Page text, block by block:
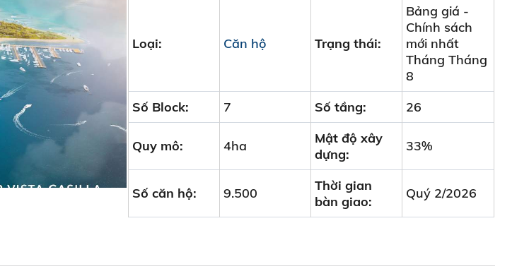
Loại: Căn hộ Trạng thái:
Bảng giá -
Chính sách
mới nhất
Tháng Tháng
8
Số Block:
7 Số tầng: 26
Quy mô: 4ha
Mật độ xây
dựng:
33%
Số căn hộ: 9.500
Thời gian
bàn giao:
Quý 2/2026